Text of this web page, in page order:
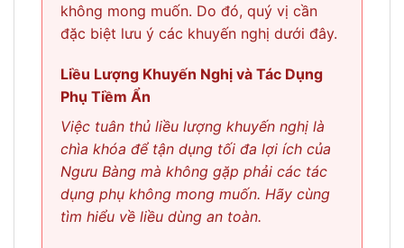
không mong muốn. Do đó, quý vị cần
đặc biệt lưu ý các khuyến nghị dưới đây.
Liều Lượng Khuyến Nghị và Tác Dụng
Phụ Tiềm Ẩn
Việc tuân thủ liều lượng khuyến nghị là
chìa khóa để tận dụng tối đa lợi ích của
Ngưu Bàng mà không gặp phải các tác
dụng phụ không mong muốn. Hãy cùng
tìm hiểu về liều dùng an toàn.